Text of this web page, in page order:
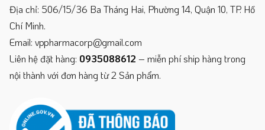
Địa chỉ: 506/15/36 Ba Tháng Hai, Phường 14, Quận 10, TP. Hồ
Chí Minh.
Email: vppharmacorp@gmail.com
Liên hệ đặt hàng: 0935088612 – miễn phí ship hàng trong
nội thành với đơn hàng từ 2 Sản phẩm.